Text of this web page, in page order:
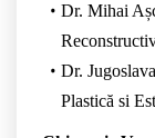
Dr. Mihai
Dr.
Plastică si